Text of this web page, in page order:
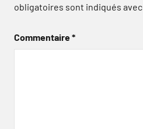
obligatoires sont indiqués avec
Commentaire*